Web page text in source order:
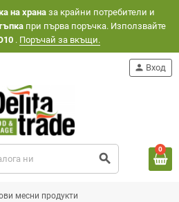
на храна за крайни потребители и
при първа поръчка. Използвайте
. Поръчай за вкъщи.
search
person Вход
0
месни продукти